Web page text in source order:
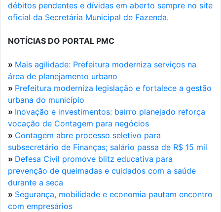
débitos pendentes e dívidas em aberto sempre no site
oficial da Secretária Municipal de Fazenda.
NOTÍCIAS DO PORTAL PMC
» Mais agilidade: Prefeitura moderniza serviços na
área de planejamento urbano
» Prefeitura moderniza legislação e fortalece a gestão
urbana do município
» Inovação e investimentos: bairro planejado reforça
vocação de Contagem para negócios
» Contagem abre processo seletivo para
subsecretário de Finanças; salário passa de R$ 15 mil
» Defesa Civil promove blitz educativa para
prevenção de queimadas e cuidados com a saúde
durante a seca
» Segurança, mobilidade e economia pautam encontro
com empresários